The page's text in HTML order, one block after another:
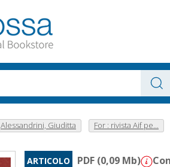
Alessandrini, Giuditta For : rivista Aif pe...
ARTICOLO PDF (0,09 Mb)